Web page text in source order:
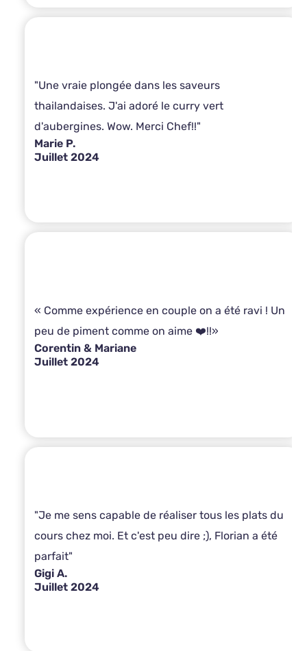
"Une vraie plongée dans les saveurs
thailandaises. J'ai adoré le curry vert
d'aubergines. Wow. Merci Chef!!"
Marie P.
Juillet 2024
« Comme expérience en couple on a été ravi ! Un
peu de piment comme on aime ❤️!!»
Corentin & Mariane
Juillet 2024
"Je me sens capable de réaliser tous les plats du
cours chez moi. Et c'est peu dire ;), Florian a été
parfait"
Gigi A.
Juillet 2024